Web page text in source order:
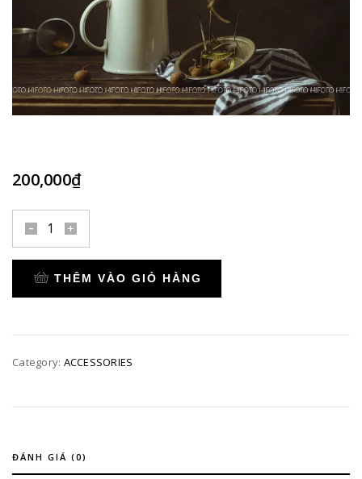
200,000₫
AC15
quantity
THÊM VÀO GIỎ HÀNG
Category: ACCESSORIES
ĐÁNH GIÁ (0)